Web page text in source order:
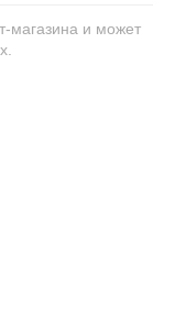
магазина и может